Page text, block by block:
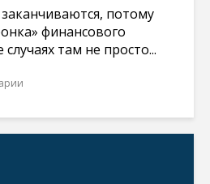
потому
финансового
там не просто...